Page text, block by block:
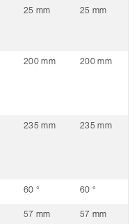
25 mm 25 mm
200 mm 200 mm
235 mm 235 mm
60 ° 60 °
57 mm 57 mm